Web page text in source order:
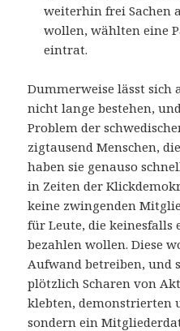
weiterhin frei Sachen
wollen, wählten eine
eintrat.
Dummerweise lässt sich
nicht lange bestehen,
Problem der
zigtausend Menschen,
haben sie genauso
in Zeiten der
keine zwingenden
für Leute, die keinesfalls
bezahlen wollen. Diese
Aufwand betreiben, und
plötzlich Scharen von
klebten, demonstrierten
sondern ein